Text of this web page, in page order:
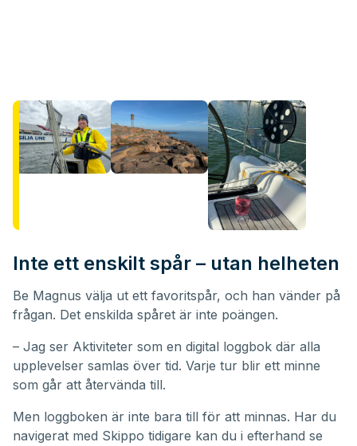
Inte ett enskilt spår – utan helheten
Be Magnus välja ut ett favoritspår, och han vänder på
frågan. Det enskilda spåret är inte poängen.
– Jag ser Aktiviteter som en digital loggbok där alla
upplevelser samlas över tid. Varje tur blir ett minne
som går att återvända till.
Men loggboken är inte bara till för att minnas. Har du
navigerat med Skippo tidigare kan du i efterhand se